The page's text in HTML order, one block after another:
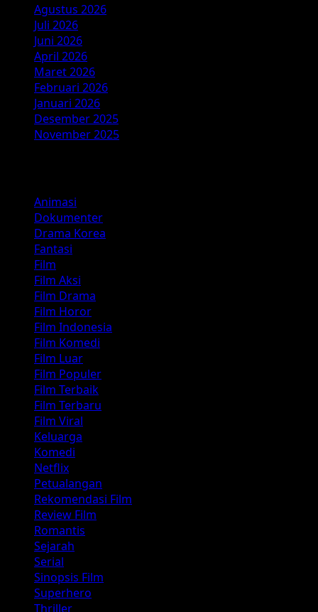
Agustus 2026
Juli 2026
Juni 2026
April 2026
Maret 2026
Februari 2026
Januari 2026
Desember 2025
November 2025
Animasi
Dokumenter
Drama Korea
Fantasi
Film
Film Aksi
Film Drama
Film Horor
Film Indonesia
Film Komedi
Film Luar
Film Populer
Film Terbaik
Film Terbaru
Film Viral
Keluarga
Komedi
Netflix
Petualangan
Rekomendasi Film
Review Film
Romantis
Sejarah
Serial
Sinopsis Film
Superhero
Thriller